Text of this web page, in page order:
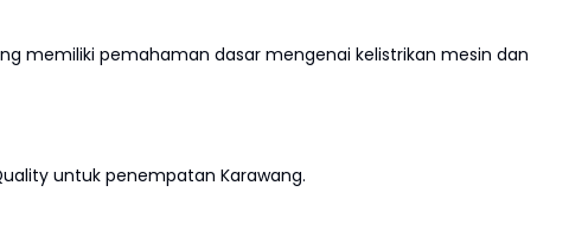
memiliki pemahaman dasar mengenai kelistrikan mesin dan
untuk penempatan Karawang.